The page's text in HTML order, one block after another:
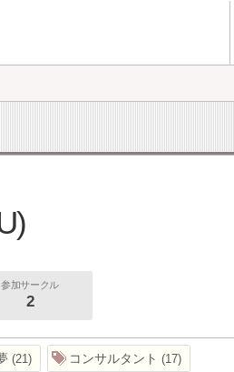
参加サークル
2
21 コンサルタント 17